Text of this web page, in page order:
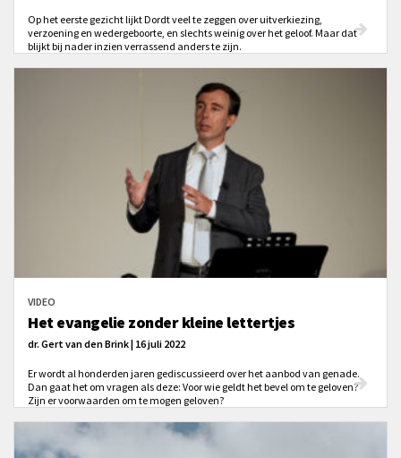
Op het eerste gezicht lijkt Dordt veel te zeggen over uitverkiezing,
verzoening en wedergeboorte, en slechts weinig over het geloof. Maar dat
blijkt bij nader inzien verrassend anders te zijn.
VIDEO
Het evangelie zonder kleine lettertjes
dr. Gert van den Brink | 16 juli 2022
Er wordt al honderden jaren gediscussieerd over het aanbod van genade.
Dan gaat het om vragen als deze: Voor wie geldt het bevel om te geloven?
Zijn er voorwaarden om te mogen geloven?